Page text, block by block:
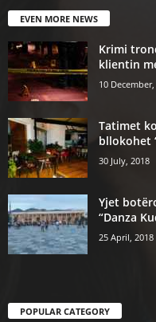
EVEN MORE NEWS
Krimi
klientin
10
Tatimet
bllokohet
30 July, 2018
Yjet
“Danza
25 April, 2018
POPULAR CATEGORY